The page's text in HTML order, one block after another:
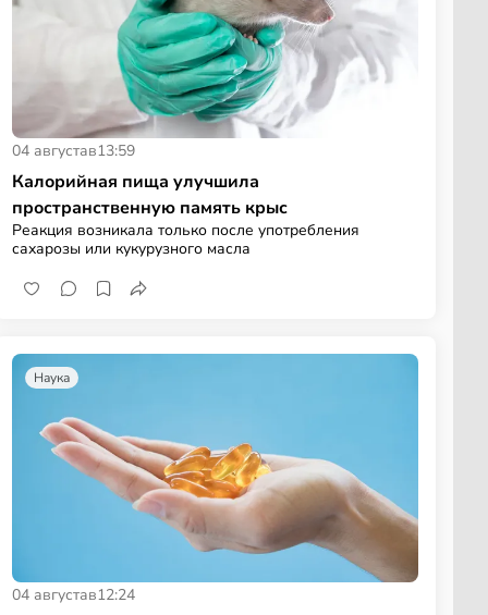
04 августав13:59
Калорийная пища улучшила
пространственную память крыс
Реакция возникала только после употребления
сахарозы или кукурузного масла
Наука
04 августав12:24